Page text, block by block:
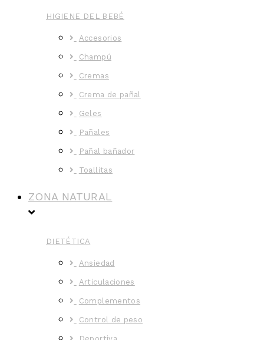
HIGIENE DEL BEBÉ
Accesorios
Champú
Cremas
Crema de pañal
Geles
Pañales
Pañal bañador
Toallitas
ZONA NATURAL
DIETÉTICA
Ansiedad
Articulaciones
Complementos
Control de peso